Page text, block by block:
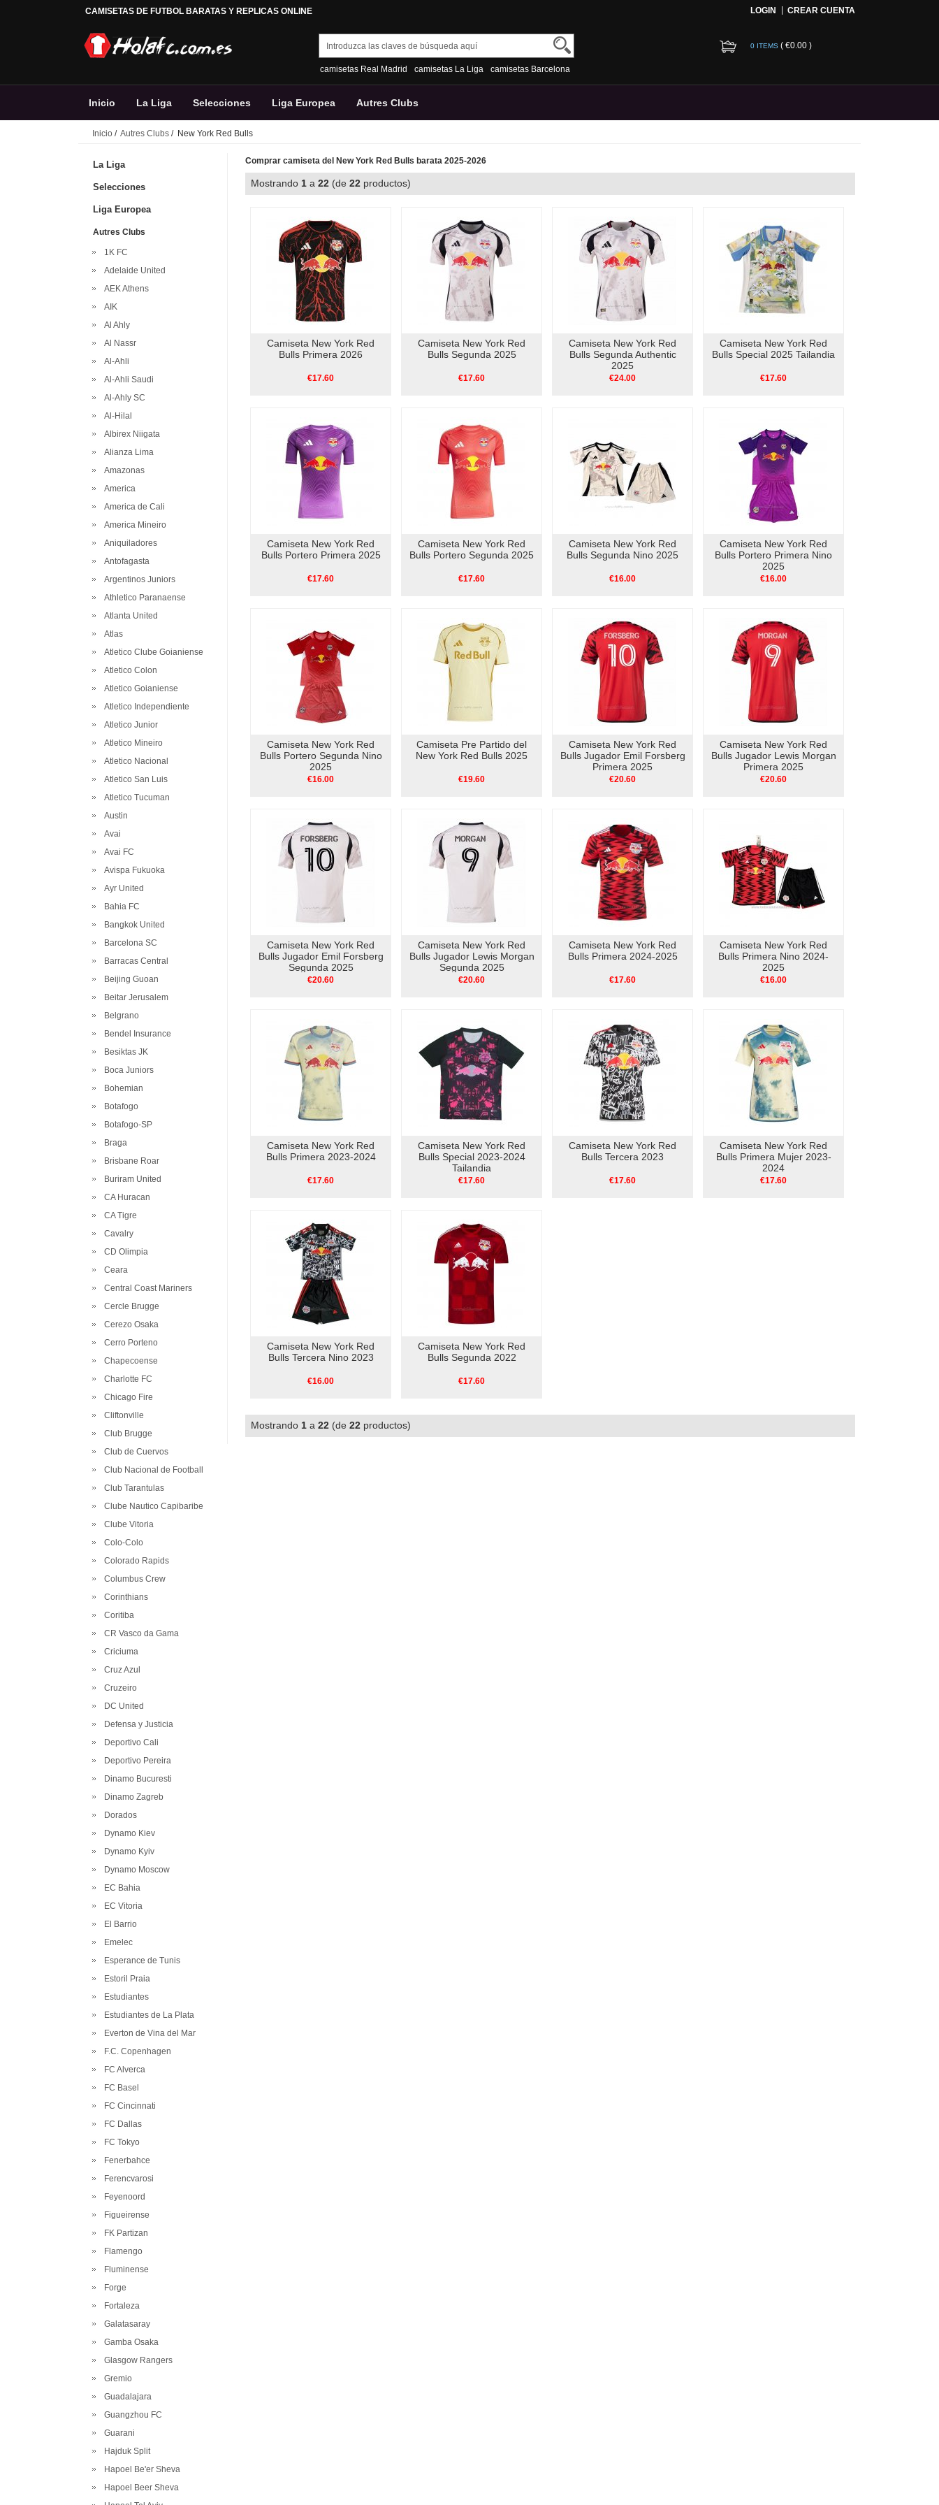
CAMISETAS DE FUTBOL BARATAS Y REPLICAS ONLINE LOGIN CREAR CUENTA
camisetas Real Madrid camisetas La Liga camisetas Barcelona
0 ITEMS ( €0.00 )
Inicio La Liga Selecciones Liga Europea Autres Clubs
Inicio / Autres Clubs / New York Red Bulls
La Liga
Selecciones
Liga Europea
Autres Clubs
1K FC
Adelaide United
AEK Athens
AIK
Al Ahly
Al Nassr
Al-Ahli
Al-Ahli Saudi
Al-Ahly SC
Al-Hilal
Albirex Niigata
Alianza Lima
Amazonas
America
America de Cali
America Mineiro
Aniquiladores
Antofagasta
Argentinos Juniors
Athletico Paranaense
Atlanta United
Atlas
Atletico Clube Goianiense
Atletico Colon
Atletico Goianiense
Atletico Independiente
Atletico Junior
Atletico Mineiro
Atletico Nacional
Atletico San Luis
Atletico Tucuman
Austin
Avai
Avai FC
Avispa Fukuoka
Ayr United
Bahia FC
Bangkok United
Barcelona SC
Barracas Central
Beijing Guoan
Beitar Jerusalem
Belgrano
Bendel Insurance
Besiktas JK
Boca Juniors
Bohemian
Botafogo
Botafogo-SP
Braga
Brisbane Roar
Buriram United
CA Huracan
CA Tigre
Cavalry
CD Olimpia
Ceara
Central Coast Mariners
Cercle Brugge
Cerezo Osaka
Cerro Porteno
Chapecoense
Charlotte FC
Chicago Fire
Cliftonville
Club Brugge
Club de Cuervos
Club Nacional de Football
Club Tarantulas
Clube Nautico Capibaribe
Clube Vitoria
Colo-Colo
Colorado Rapids
Columbus Crew
Corinthians
Coritiba
CR Vasco da Gama
Criciuma
Cruz Azul
Cruzeiro
DC United
Defensa y Justicia
Deportivo Cali
Deportivo Pereira
Dinamo Bucuresti
Dinamo Zagreb
Dorados
Dynamo Kiev
Dynamo Kyiv
Dynamo Moscow
EC Bahia
EC Vitoria
El Barrio
Emelec
Esperance de Tunis
Estoril Praia
Estudiantes
Estudiantes de La Plata
Everton de Vina del Mar
F.C. Copenhagen
FC Alverca
FC Basel
FC Cincinnati
FC Dallas
FC Tokyo
Fenerbahce
Ferencvarosi
Feyenoord
Figueirense
FK Partizan
Flamengo
Fluminense
Forge
Fortaleza
Galatasaray
Gamba Osaka
Glasgow Rangers
Gremio
Guadalajara
Guangzhou FC
Guarani
Hajduk Split
Hapoel Be'er Sheva
Hapoel Beer Sheva
Comprar camiseta del New York Red Bulls barata 2025-2026
Mostrando 1 a 22 (de 22 productos)
Camiseta New York Red
Bulls Primera 2026
€17.60
Camiseta New York Red
Bulls Segunda 2025
€17.60
Camiseta New York Red
Bulls Segunda Authentic
2025
€24.00
Camiseta New York Red
Bulls Special 2025 Tailandia
€17.60
Camiseta New York Red
Bulls Portero Primera 2025
€17.60
Camiseta New York Red
Bulls Portero Segunda 2025
€17.60
Camiseta New York Red
Bulls Segunda Nino 2025
€16.00
Camiseta New York Red
Bulls Portero Primera Nino
2025
€16.00
Camiseta New York Red
Bulls Portero Segunda Nino
2025
€16.00
Camiseta Pre Partido del
New York Red Bulls 2025
€19.60
Camiseta New York Red
Bulls Jugador Emil Forsberg
Primera 2025
€20.60
Camiseta New York Red
Bulls Jugador Lewis Morgan
Primera 2025
€20.60
Camiseta New York Red
Bulls Jugador Emil Forsberg
Segunda 2025
€20.60
Camiseta New York Red
Bulls Jugador Lewis Morgan
Segunda 2025
€20.60
Camiseta New York Red
Bulls Primera 2024-2025
€17.60
Camiseta New York Red
Bulls Primera Nino 2024-
2025
€16.00
Camiseta New York Red
Bulls Primera 2023-2024
€17.60
Camiseta New York Red
Bulls Special 2023-2024
Tailandia
€17.60
Camiseta New York Red
Bulls Tercera 2023
€17.60
Camiseta New York Red
Bulls Primera Mujer 2023-
2024
€17.60
Camiseta New York Red
Bulls Tercera Nino 2023
€16.00
Camiseta New York Red
Bulls Segunda 2022
€17.60
Mostrando 1 a 22 (de 22 productos)